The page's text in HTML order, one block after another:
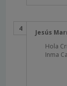
Jesús
Hola
Inma